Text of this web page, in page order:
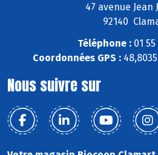
47 avenue Jean
92140
Téléphone :01 55
Coordonnées GPS :
Nous suivre sur